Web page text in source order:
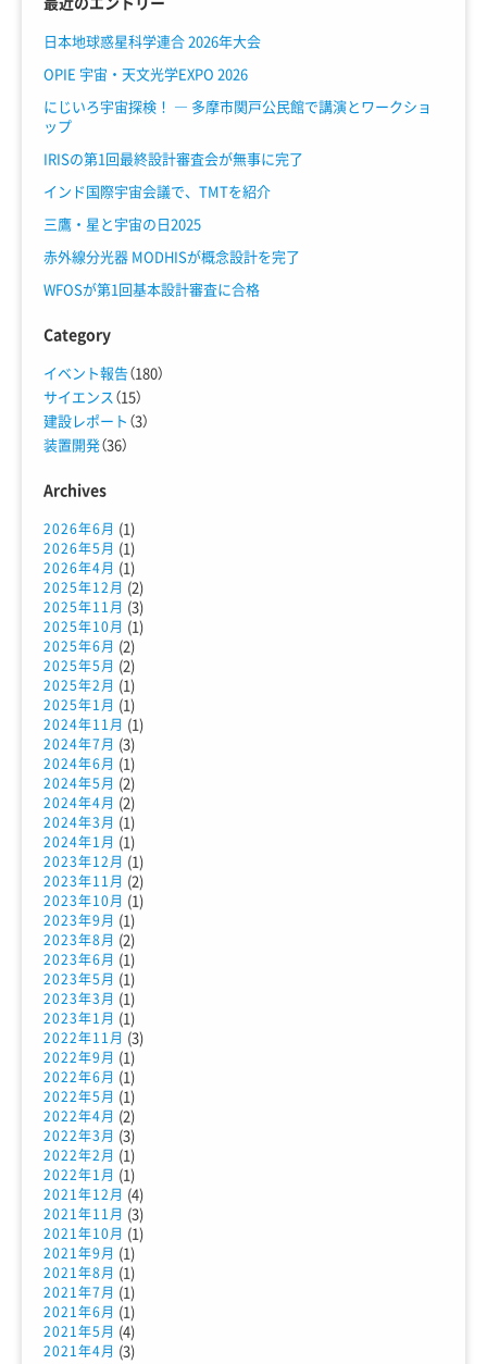
日本地球惑星科学連合 2026年大会
OPIE 宇宙・天文光学EXPO 2026
にじいろ宇宙探検！ ― 多摩市関戸公民館で講演とワークショ
ップ
IRISの第1回最終設計審査会が無事に完了
インド国際宇宙会議で、TMTを紹介
三鷹・星と宇宙の日2025
赤外線分光器 MODHISが概念設計を完了
WFOSが第1回基本設計審査に合格
Category
イベント報告（180）
サイエンス （15）
建設レポート （3）
装置開発（36）
Archives
2026年6月 (1)
2026年5月 (1)
2026年4月 (1)
2025年12月 (2)
2025年11月 (3)
2025年10月 (1)
2025年6月 (2)
2025年5月 (2)
2025年2月 (1)
2025年1月 (1)
2024年11月 (1)
2024年7月 (3)
2024年6月 (1)
2024年5月 (2)
2024年4月 (2)
2024年3月 (1)
2024年1月 (1)
2023年12月 (1)
2023年11月 (2)
2023年10月 (1)
2023年9月 (1)
2023年8月 (2)
2023年6月 (1)
2023年5月 (1)
2023年3月 (1)
2023年1月 (1)
2022年11月 (3)
2022年9月 (1)
2022年6月 (1)
2022年5月 (1)
2022年4月 (2)
2022年3月 (3)
2022年2月 (1)
2022年1月 (1)
2021年12月 (4)
2021年11月 (3)
2021年10月 (1)
2021年9月 (1)
2021年8月 (1)
2021年7月 (1)
2021年6月 (1)
2021年5月 (4)
2021年4月 (3)